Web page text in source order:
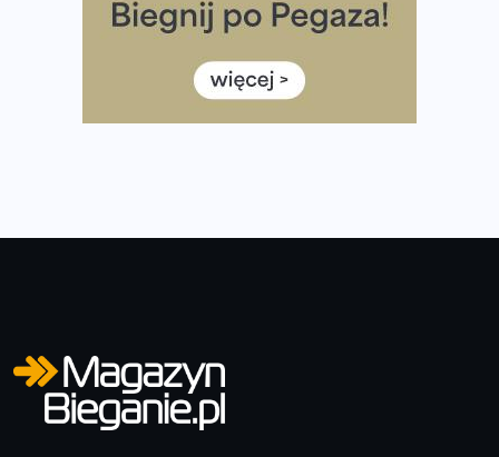
Rozbiegany Olsztyn szykuje się na weekend z
Już w tę sobotę 35. Bieg Powstania Warszawskiego.
Wystartuje rekordowa liczba uczestników